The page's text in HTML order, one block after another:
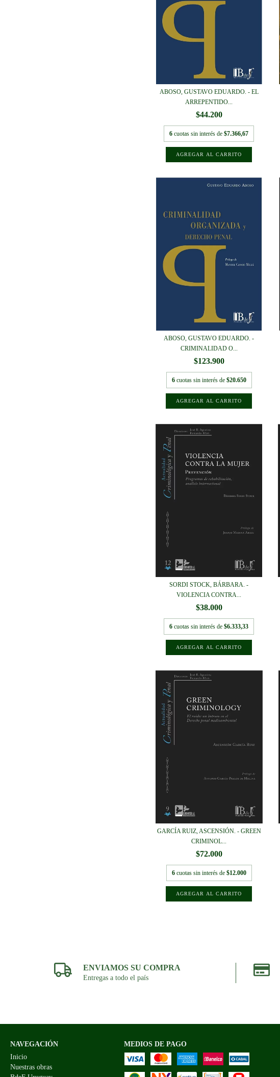
ABOSO, GUSTAVO EDUARDO. - EL
ARREPENTIDO...
$44.200
6 cuotas sin interés de$7.366,67
ABOSO, GUSTAVO EDUARDO. -
CRIMINALIDAD O...
$123.900
6 cuotas sin interés de $20.650
SORDI STOCK, BÁRBARA. -
VIOLENCIA CONTRA...
$38.000
6 cuotas sin interés de$6.333,33
GARCÍA RUIZ, ASCENSIÓN. - GREEN
CRIMINOL...
$72.000
6 cuotas sin interés de $12.000
ENVIAMOS SU COMPRA
Entregas a todo el país
NAVEGACIÓN
Inicio
Nuestras obras
MEDIOS DE PAGO